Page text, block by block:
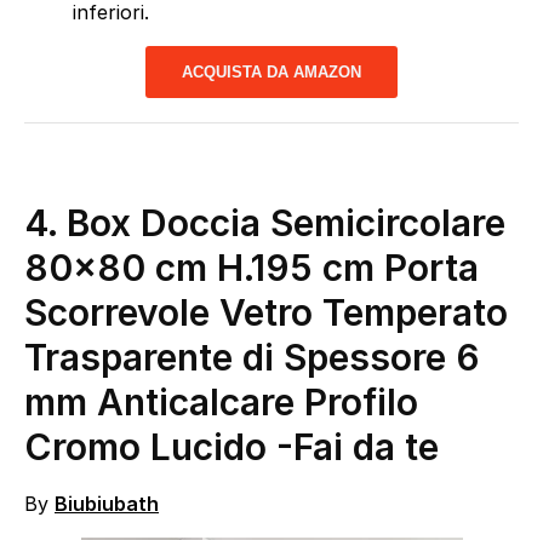
inferiori.
ACQUISTA DA AMAZON
4. Box Doccia Semicircolare
80×80 cm H.195 cm Porta
Scorrevole Vetro Temperato
Trasparente di Spessore 6
mm Anticalcare Profilo
Cromo Lucido -Fai da te
By Biubiubath